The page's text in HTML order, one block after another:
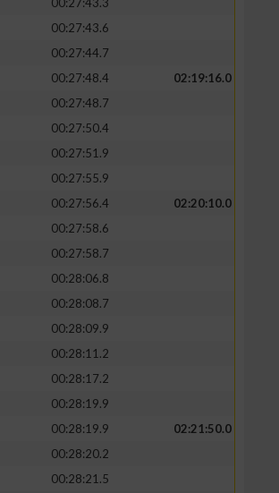
00:27:43.6
00:27:44.7
00:27:48.4
02:19:16.0
00:27:48.7
00:27:50.4
00:27:51.9
00:27:55.9
00:27:56.4
02:20:10.0
00:27:58.6
00:27:58.7
00:28:06.8
00:28:08.7
00:28:09.9
00:28:11.2
00:28:17.2
00:28:19.9
00:28:19.9
02:21:50.0
00:28:20.2
00:28:21.5